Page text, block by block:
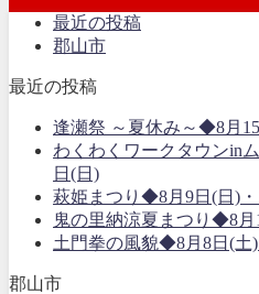
最近の投稿
郡山市
最近の投稿
逢瀬祭 ～夏休み～◆8月
わくわくワークタウンin
日(日)
萩姫まつり◆8月9日(日)・
鬼の里納涼夏まつり◆8月
土門拳の風貌◆8月8日(土
郡山市